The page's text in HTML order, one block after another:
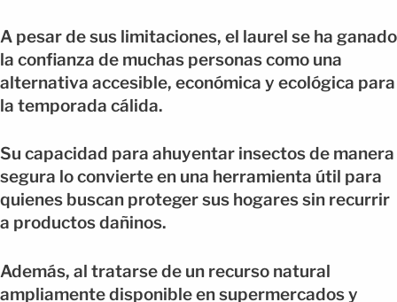
A pesar de sus limitaciones, el laurel se ha ganado
la confianza de muchas personas como una
alternativa accesible, económica y ecológica para
la temporada cálida.
Su capacidad para ahuyentar insectos de manera
segura lo convierte en una herramienta útil para
quienes buscan proteger sus hogares sin recurrir
a productos dañinos.
Además, al tratarse de un recurso natural
ampliamente disponible en supermercados y